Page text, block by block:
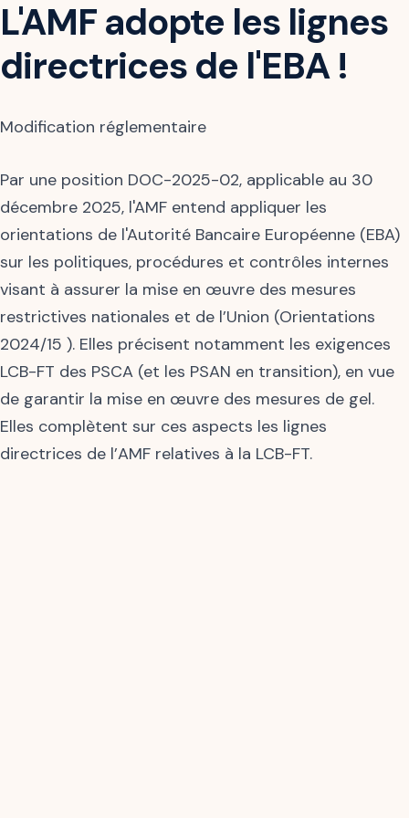
L'AMF adopte les lignes
directrices de l'EBA !
Modification réglementaire
Par une position DOC-2025-02, applicable au 30
décembre 2025, l'AMF entend appliquer les
orientations de l'Autorité Bancaire Européenne (EBA)
sur les politiques, procédures et contrôles internes
visant à assurer la mise en œuvre des mesures
restrictives nationales et de l’Union (Orientations
2024/15 ). Elles précisent notamment les exigences
LCB-FT des PSCA (et les PSAN en transition), en vue
de garantir la mise en œuvre des mesures de gel.
Elles complètent sur ces aspects les lignes
directrices de l’AMF relatives à la LCB-FT.